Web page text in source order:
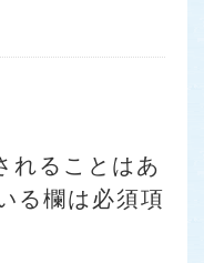
れることはあ
る欄は必須項